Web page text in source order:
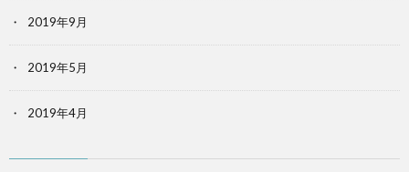
2019年9月
2019年5月
2019年4月